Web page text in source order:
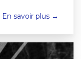
En savoir plus →